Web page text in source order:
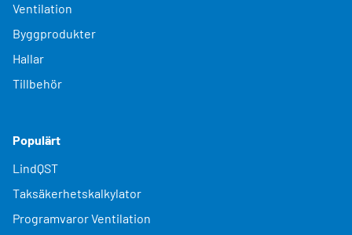
Ventilation
Byggprodukter
Hallar
Tillbehör
Populärt
LindQST
Taksäkerhetskalkylator
Programvaror Ventilation